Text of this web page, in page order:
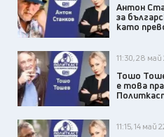
Антон
за
като
11:30, 28
Тошо
е това
11:15, 14